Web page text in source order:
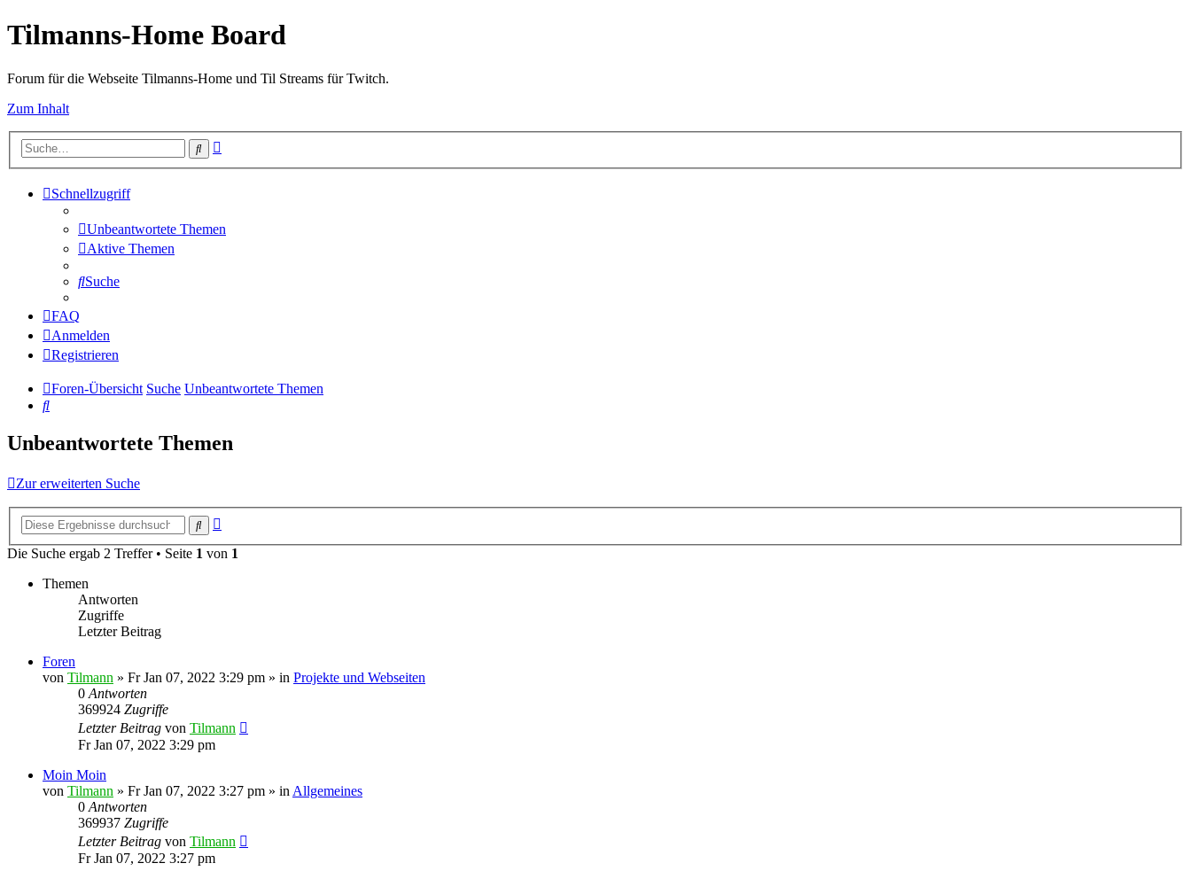
Tilmanns-Home Board
Forum für die Webseite Tilmanns-Home und Til Streams für Twitch.
Zum Inhalt
Suche
Schnellzugriff
Unbeantwortete Themen
Aktive Themen
Suche
FAQ
Anmelden
Registrieren
Foren-Übersicht Suche Unbeantwortete Themen
Suche
Unbeantwortete Themen
Zur erweiterten Suche
Suche
Die Suche ergab 2 Treffer • Seite 1 von 1
Themen
Antworten
Zugriffe
Letzter Beitrag
Foren
von Tilmann » Fr Jan 07, 2022 3:29 pm » in Projekte und Webseiten
0 Antworten
369924 Zugriffe
Letzter Beitrag von Tilmann
Fr Jan 07, 2022 3:29 pm
Moin Moin
von Tilmann » Fr Jan 07, 2022 3:27 pm » in Allgemeines
0 Antworten
369937 Zugriffe
Letzter Beitrag von Tilmann
Fr Jan 07, 2022 3:27 pm